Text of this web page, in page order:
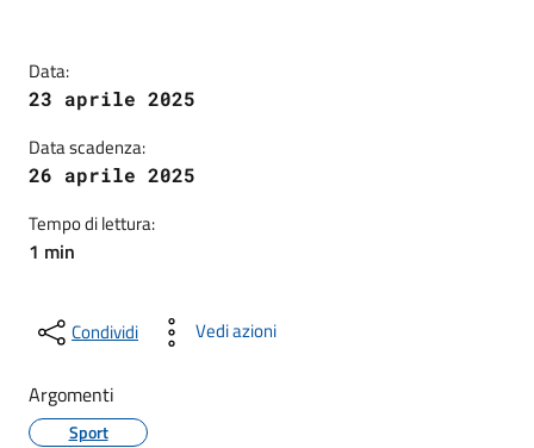
Data:
23 aprile 2025
Data scadenza:
26 aprile 2025
Tempo di lettura:
1 min
Condividi Vedi azioni
Argomenti
Sport